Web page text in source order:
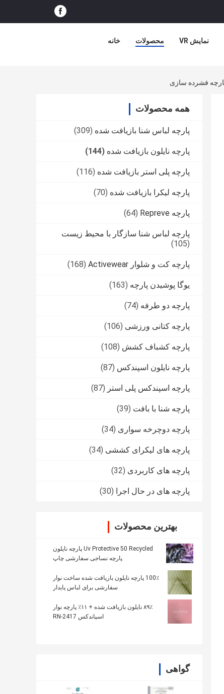
خانه محصولات نمایش VR
همه محصولات
پارچه لباس شنا بازیافت شده (309)
پارچه نایلون بازیافت شده (144)
پارچه پلی استر بازیافت شده (116)
پارچه لیکرا بازیافت شده (70)
پارچه Repreve (64)
پارچه لباس شنا سازگار با محیط زیست
(105)
پارچه کت و شلوار Activewear (168)
یوگا پوشیدن پارچه (163)
پارچه دو طرفه (74)
پارچه کتانی ورزشی (106)
پارچه کشباف کشش (108)
پارچه نایلون اسپندکس (87)
پارچه اسپندکس پلی استر (87)
پارچه شنا با بافت (39)
پارچه دوچرخه سواری (34)
پارچه های لیکرای کششی (34)
پارچه های کاربردی (32)
پارچه های در حال اجرا (30)
بهترین محصولات
Uv Protective 50 Recycled پارچه نایلون
پارچه نساجی سفارشی چاپ
100٪ پارچه نایلون بازیافت شده ساخت نوار
سفارشی برای لباس پایدار
۸۹٪ نایلون بازیافت شده + ۱۱٪ پارچه نوار
اسپاندکس RN-2417
گواهی